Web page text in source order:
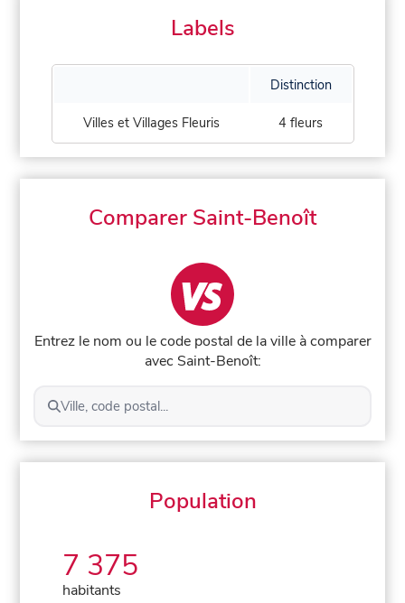
Labels
Distinction
Villes et Villages Fleuris 4 fleurs
Comparer Saint-Benoît
Entrez le nom ou le code postal de la ville à comparer
avec Saint-Benoît:
Ville, code postal...
Population
7 375
habitants